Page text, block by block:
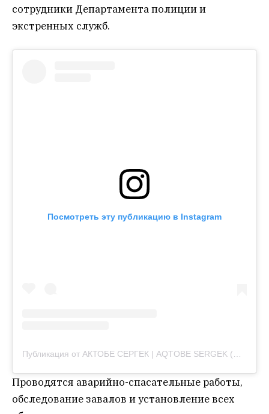
сотрудники Департамента полиции и
экстренных служб.
Посмотреть эту публикацию в Instagram
Публикация от АКТОБЕ СЕРГЕК | AQTOBE SERGEK (@aqtobe_sergek)
Проводятся аварийно-спасательные работы,
обследование завалов и установление всех